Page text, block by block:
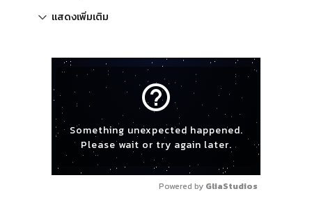
แสดงเพิ่มเติม
help_outline
Something unexpected happened.
Please wait or try again later.
Powered by GliaStudios